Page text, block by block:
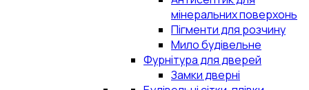
мінеральних поверхонь
Пігменти для розчину
Мило будівельне
Фурнітура для дверей
Замки дверні